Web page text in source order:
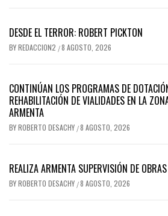
DESDE EL TERROR: ROBERT PICKTON
BYREDACCION2 /8 AGOSTO, 2026
CONTINÚAN LOS PROGRAMAS DE
REHABILITACIÓN DE VIALIDADES EN LA
ARMENTA
BYROBERTO DESACHY /8 AGOSTO, 2026
REALIZA ARMENTA SUPERVISIÓN DE
BYROBERTO DESACHY /8 AGOSTO, 2026